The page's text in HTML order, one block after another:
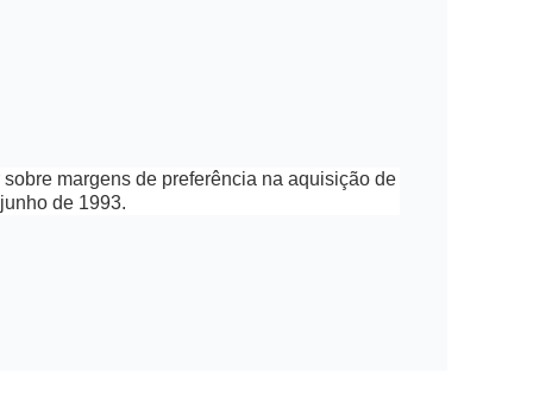
margens de preferência na aquisição de
de 1993.